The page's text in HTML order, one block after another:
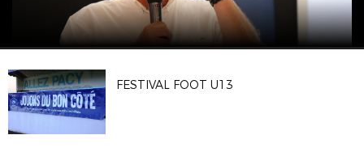
FESTIVAL FOOT U13